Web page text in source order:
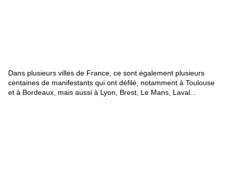
Dans plusieurs villes de France, ce sont également plusieurs
centaines de manifestants qui ont défilé, notamment à Toulouse
et à Bordeaux, mais aussi à Lyon, Brest, Le Mans Laval